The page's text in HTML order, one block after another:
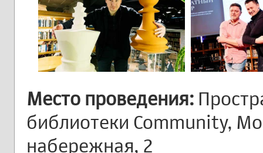
Место проведения:
библиотеки Community,
набережная, 2